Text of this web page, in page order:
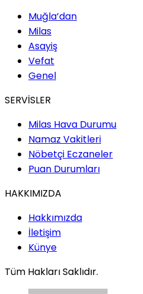
Muğla’dan
Milas
Asayiş
Vefat
Genel
SERVİSLER
Milas Hava Durumu
Namaz Vakitleri
Nöbetçi Eczaneler
Puan Durumları
HAKKIMIZDA
Hakkımızda
İletişim
Künye
Tüm Hakları Saklıdır.